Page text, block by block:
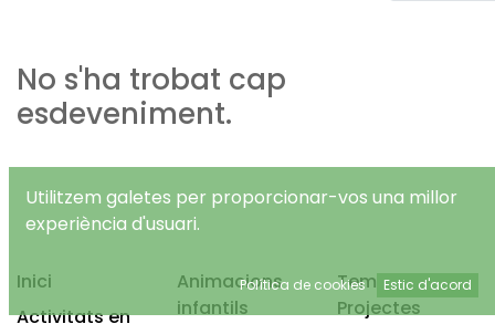
No s'ha trobat cap
esdeveniment.
Inici
Activitats en
Animacions
infantils
Temps Lliure
Projectes
Utilitzem galetes per proporcionar-vos una millor
experiència d'usuari.
Política de cookies Estic d'acord